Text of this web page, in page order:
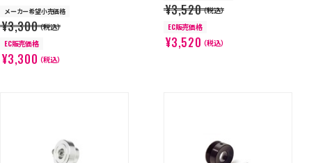
メーカー希望小売価格
¥3,300（税込）
EC販売価格
¥3,300（税込）
¥3,520（税込）
EC販売価格
¥3,520（税込）